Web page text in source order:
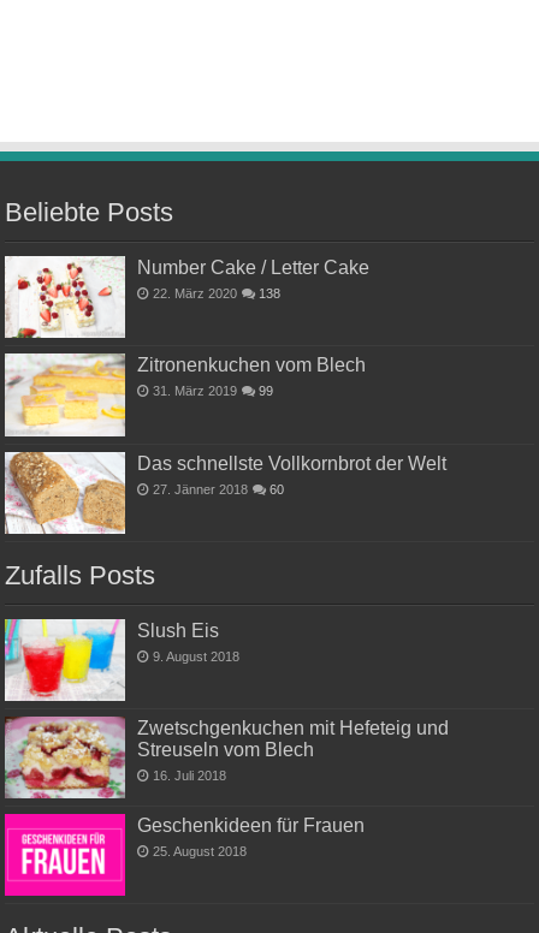
Beliebte Posts
Number Cake / Letter Cake
22. März 2020 138
Zitronenkuchen vom Blech
31. März 2019 99
Das schnellste Vollkornbrot der Welt
27. Jänner 2018 60
Zufalls Posts
Slush Eis
9. August 2018
Zwetschgenkuchen mit Hefeteig und
Streuseln vom Blech
16. Juli 2018
Geschenkideen für Frauen
25. August 2018